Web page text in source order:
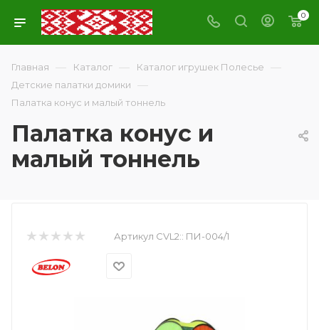
0
Главная — Каталог — Каталог игрушек Полесье —
Детские палатки домики —
Палатка конус и малый тоннель
Палатка конус и
малый тоннель
Артикул CVL2:: ПИ-004/1